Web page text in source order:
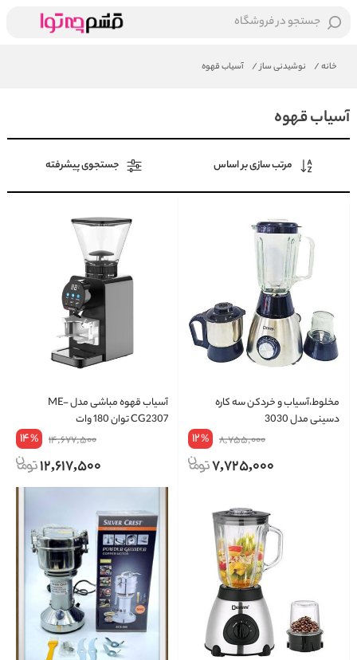
جستجو در فروشگاه
خانه/ نوشیدنی ساز / آسیاب قهوه
آسیاب قهوه
مرتب سازی بر اساس جستجوی پیشرفته
مخلوط،آسیاب و خردکن سه کاره
دسینی مدل 3030
8,755,000
12%
7,725,000
آسیاب قهوه مباشی مدل ME-
CG2307 توان 180 وات
14,677,500
14%
12,617,500